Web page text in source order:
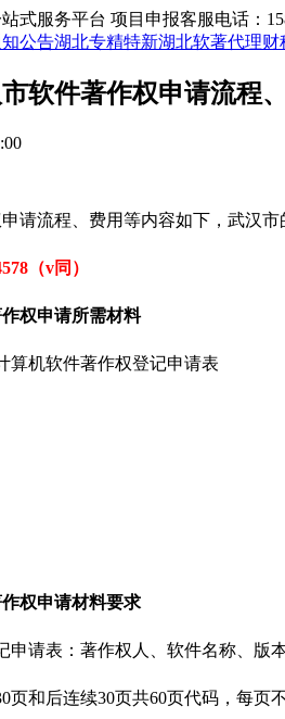
式服务平台 项目申报客服电话：
公告湖北专精特新湖北软著代理财
软件著作权申请流程
请流程、费用等内容如下，武汉市
（v同）
权申请所需材料
算机软件著作权登记申请表
权申请材料要求
申请表：著作权人、软件名称、版
页和后连续30页共60页代码，每页